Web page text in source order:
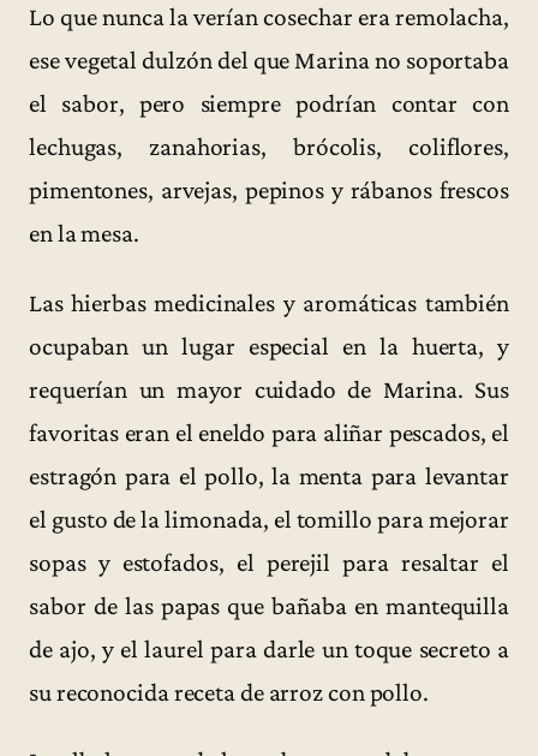
Lo que nunca la verían cosechar era remolacha,
ese vegetal dulzón del que Marina no soportaba
el sabor, pero siempre podrían contar con
lechugas, zanahorias, brócolis, coliflores,
pimentones, arvejas, pepinos y rábanos frescos
en la mesa.
Las hierbas medicinales y aromáticas también
ocupaban un lugar especial en la huerta, y
requerían un mayor cuidado de Marina. Sus
favoritas eran el eneldo para aliñar pescados, el
estragón para el pollo, la menta para levantar
el gusto de la limonada, el tomillo para mejorar
sopas y estofados, el perejil para resaltar el
sabor de las papas que bañaba en mantequilla
de ajo, y el laurel para darle un toque secreto a
su reconocida receta de arroz con pollo.